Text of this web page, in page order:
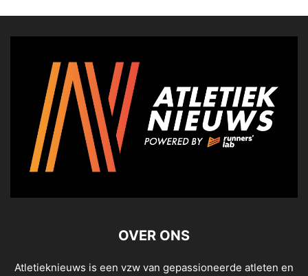
OVER ONS
Atletieknieuws is een vzw van gepassioneerde atleten en